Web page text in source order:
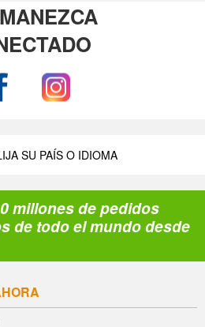
SU PAÍS O IDIOMA
millones de pedidos
de todo el mundo desde